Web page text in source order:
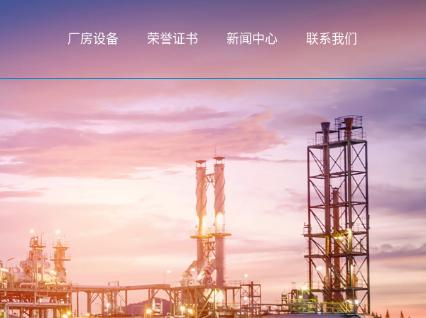
厂房设备 荣誉证书 新闻中心 联系我们